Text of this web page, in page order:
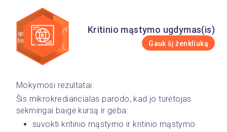
Kritinio mąstymo ugdymas(is)
Gauk šį ženkliuką
Mokymosi rezultatai:
Šis mikrokrediancialas parodo, kad jo turėtojas
sėkmingai baigė kursą ir geba:
suvokti kritinio mąstymo ir kritinio mąstymo